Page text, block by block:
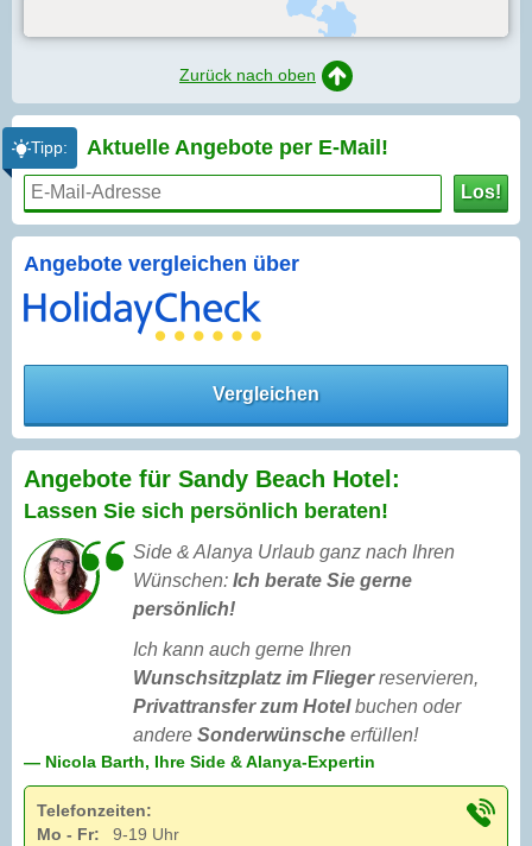
Zurück nach oben
Tipp: Aktuelle Angebote per E-Mail!
Los!
Angebote vergleichen über
Vergleichen
Angebote für Sandy Beach Hotel:
Lassen Sie sich persönlich beraten!
Side & Alanya Urlaub ganz nach Ihren
Wünschen: Ich berate Sie gerne
persönlich!
Ich kann auch gerne Ihren
Wunschsitzplatz im Fliegerreservieren,
Privattransfer zum Hotelbuchen oder
andere Sonderwünsche erfüllen!
— Nicola Barth, Ihre Side & Alanya-Expertin
Telefonzeiten:
Mo - Fr:
9-19 Uhr